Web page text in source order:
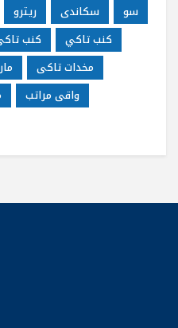
ريترو سكاندى
سو
كنب
كنب تاكي
مخدات تاكى
واقى مراتب